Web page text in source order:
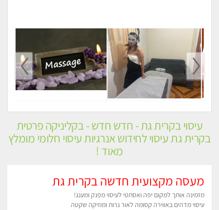
עיסוי בקרית גת - חדש חדש - בקליניקה פרטית
בקרית גת עיסוי לחידוש אנרגיות עיסוי חלומי מומלץ
מאוד !
מעסה מקצועית חדשה בקרית גת
מזמינה אותך למקום יפה ואסתטי לעיסוי מפנק ומענג!
עיסוי מדהים באווירה קסומה לאור נרות ומוזיקה שקטה